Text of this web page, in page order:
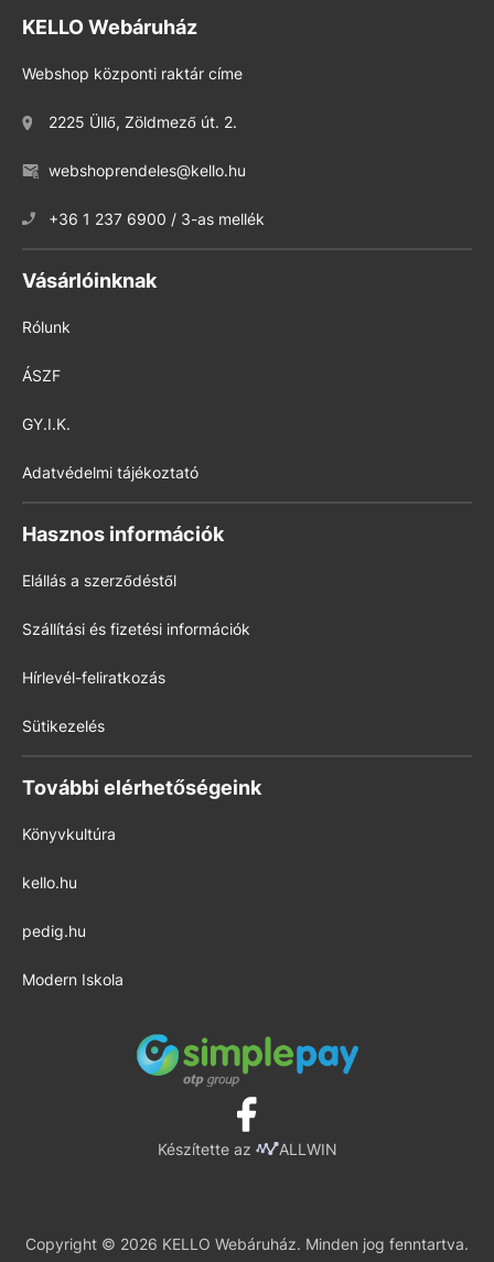
KELLO Webáruház
Webshop központi raktár címe
2225 Üllő, Zöldmező út. 2.
webshoprendeles@kello.hu
+36 1 237 6900 / 3-as mellék
Vásárlóinknak
Rólunk
ÁSZF
GY.I.K.
Adatvédelmi tájékoztató
Hasznos információk
Elállás a szerződéstől
Szállítási és fizetési információk
Hírlevél-feliratkozás
Sütikezelés
További elérhetőségeink
Könyvkultúra
kello.hu
pedig.hu
Modern Iskola
Készítette az ALLWIN
Copyright © 2026 KELLO Webáruház. Minden jog fenntartva.